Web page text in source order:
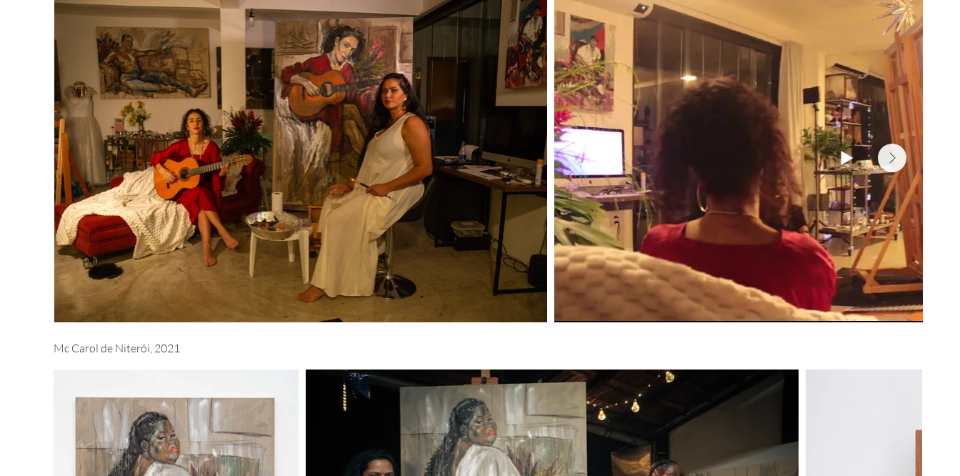
Mc Carol de Niterói, 2021